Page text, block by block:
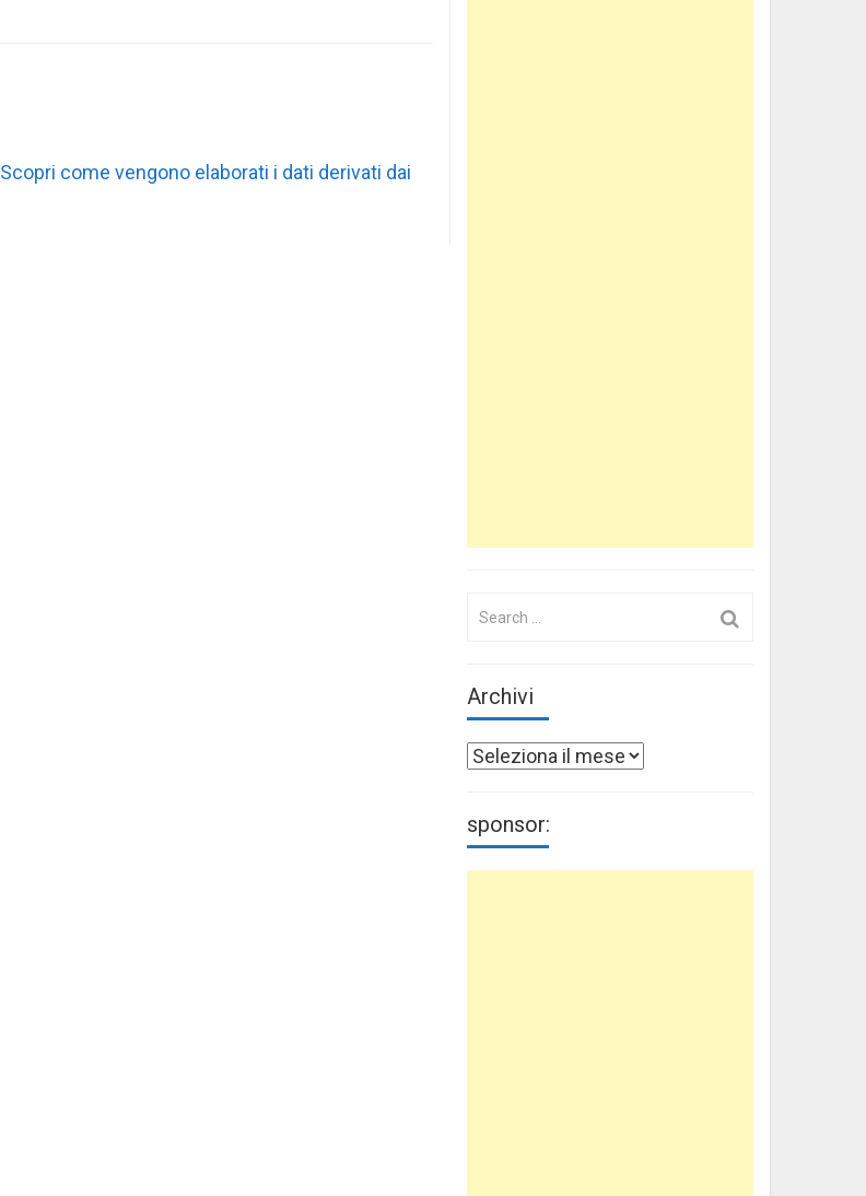
Scopri come vengono elaborati i dati derivati dai
Archivi
Archivi
sponsor: